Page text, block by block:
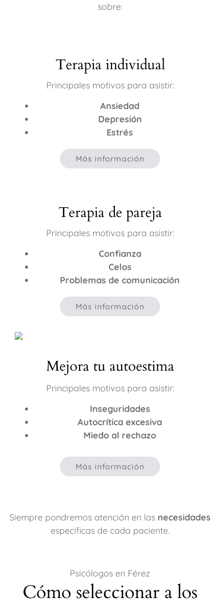
sobre:
Terapia individual
Principales motivos para asistir:
Ansiedad
Depresión
Estrés
Más información
Terapia de pareja
Principales motivos para asistir:
Confianza
Celos
Problemas de comunicación
Más información
Mejora tu autoestima
Principales motivos para asistir:
Inseguridades
Autocrítica excesiva
Miedo al rechazo
Más información
Siempre pondremos atención en las necesidades
específicas de cada paciente.
Psicólogos en Férez
Cómo seleccionar a los